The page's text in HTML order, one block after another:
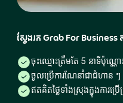
ស្វែងរក Grab For Business
ចុះឈ្មោះត្រឹមតែ 5 នាទីប៉ុណ្ណោ
ចូលប្រើការណែនាំជាជំហាន ៗ
ឥតគិតថ្លៃទាំងស្រុងក្នុងការប្